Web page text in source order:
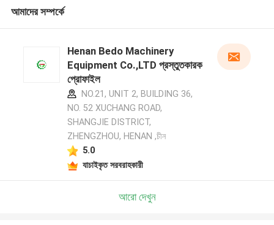
আমাদের সম্পর্কে
Henan Bedo Machinery
Equipment Co.,LTD প্রস্তুতকারক
প্রোফাইল
NO.21, UNIT 2, BUILDING 36,
NO. 52 XUCHANG ROAD,
SHANGJIE DISTRICT,
ZHENGZHOU, HENAN ,চীন
5.0
যাচাইকৃত সরবরাহকারী
আরো দেখুন